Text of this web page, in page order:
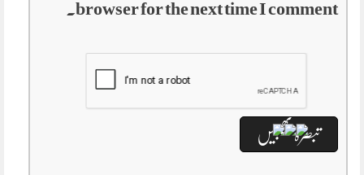
browser for the next time I comment.